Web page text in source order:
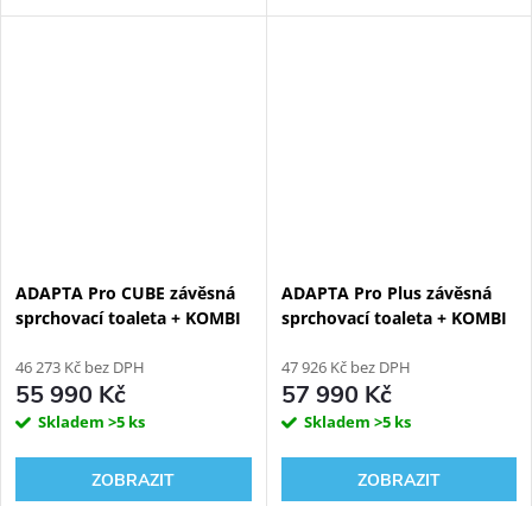
toaleta WATERGATE ADAPTA
toaleta WATERGATE ADAPTA
ADAPTA Pro CUBE závěsná
sprchovací toaleta + KOMBI
viditelný WC modul
46 273 Kč bez DPH
55 990 Kč
Skladem >5 ks
ZOBRAZIT
ADAPTA Pro Plus závěsná
sprchovací toaleta + KOMBI
viditelný WC modul
47 926 Kč bez DPH
57 990 Kč
Skladem >5 ks
ZOBRAZIT